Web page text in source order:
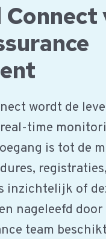
Connect
wordt de
time
is tot de
inzichtelijk of
nageleefd
team